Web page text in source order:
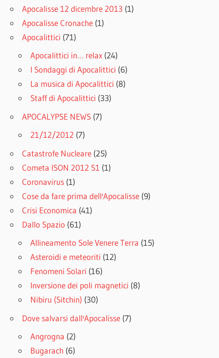
Apocalisse 12 dicembre 2013 (1)
Apocalisse Cronache (1)
Apocalittici (71)
Apocalittici in… relax (24)
I Sondaggi di Apocalittici (6)
La musica di Apocalittici (8)
Staff di Apocalittici (33)
APOCALYPSE NEWS (7)
21/12/2012 (7)
Catastrofe Nucleare (25)
Cometa ISON 2012 S1 (1)
Coronavirus (1)
Cose da fare prima dell'Apocalisse (9)
Crisi Economica (41)
Dallo Spazio (61)
Allineamento Sole Venere Terra (15)
Asteroidi e meteoriti (12)
Fenomeni Solari (16)
Inversione dei poli magnetici (8)
Nibiru (Sitchin) (30)
Dove salvarsi dall'Apocalisse (7)
Angrogna (2)
Bugarach (6)